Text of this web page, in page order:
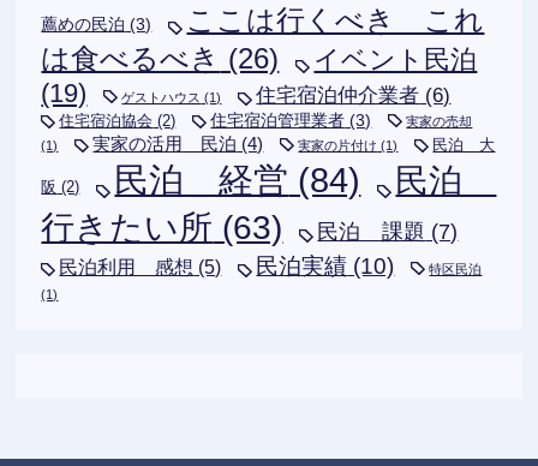
薦めの民泊 (3)
ここは行くべき これ
は食べるべき (26)
イベント民泊
(19)
ゲストハウス (1) 住宅宿泊仲介業者 (6)
住宅宿泊協会 (2) 住宅宿泊管理業者 (3)
実家の売却
(1)
実家の活用 民泊 (4) 実家の片付け (1) 民泊 大
阪 (2) 民泊 経営 (84)
民泊
行きたい所 (63) 民泊 課題 (7)
民泊利用 感想 (5) 民泊実績 (10)
特区民泊
(1)